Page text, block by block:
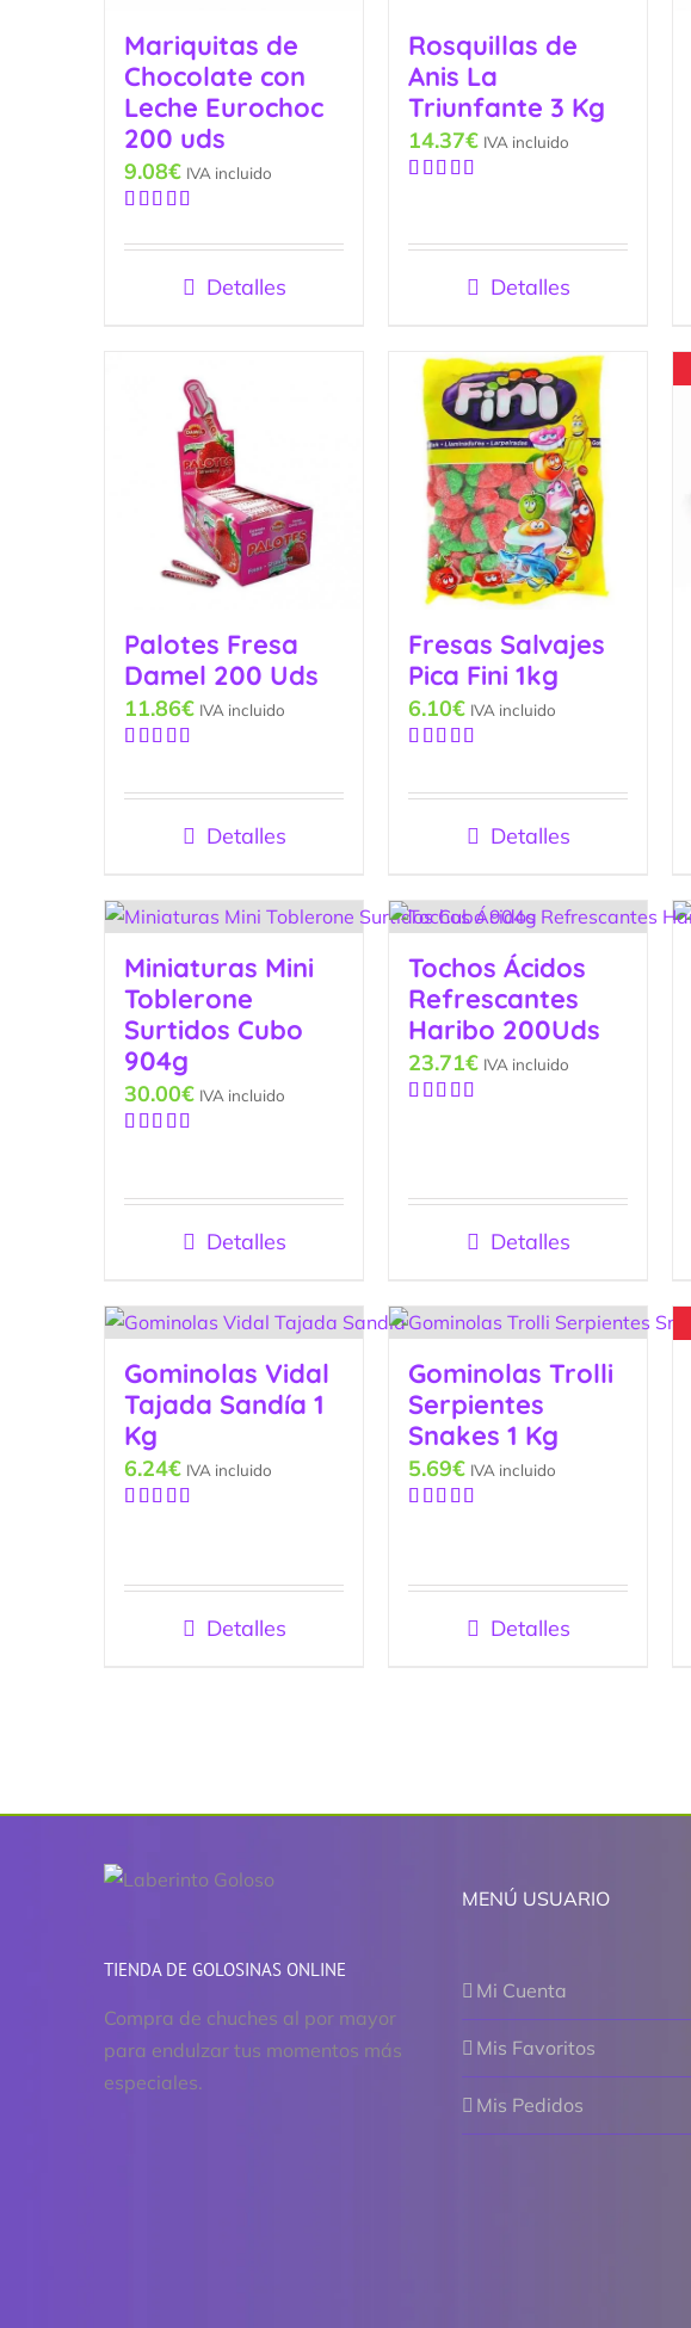
Mariquitas de
Chocolate con
Leche Eurochoc
200 uds
con5.00de
9.08€ IVA incluido
Detalles
Rosquillas de
Anis La
Triunfante 3 Kg
14.37€ IVA incluido
Detalles
Palotes Fresa
Damel 200 Uds
5
11.86€ IVA incluido
Detalles
Fresas Salvajes
Pica Fini 1kg
5
6.10€ IVA incluido
Detalles
Miniaturas Mini
Toblerone
Surtidos Cubo
904g
30.00€ IVA incluido
Detalles
Tochos Ácidos
Refrescantes
Haribo 200Uds
23.71€ IVA incluido
Detalles
Gominolas Vidal
Tajada Sandía 1
Kg
6.24€ IVA incluido
Detalles
Gominolas Trolli
Serpientes
Snakes 1 Kg
5.69€ IVA incluido
Detalles
TIENDA DE GOLOSINAS ONLINE
Compra de chuches al por mayor
para endulzar tus momentos más
especiales.
MENÚ USUARIO
Mi Cuenta
Mis Favoritos
Mis Pedidos